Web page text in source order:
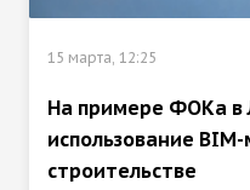
15 марта, 12:25
На примере ФОКа в
использование
строительстве